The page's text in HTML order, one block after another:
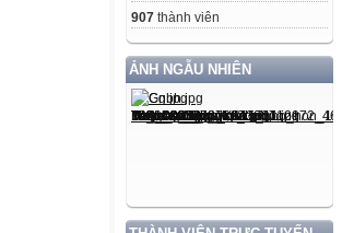
907 thành viên
ẢNH NGẪU NHIÊN